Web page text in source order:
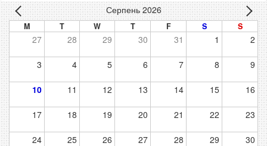
Серпень 2026
M T W T F S S
27 28 29 30 31 1 2
3 4 5 6 7 8 9
10 11 12 13 14 15 16
17 18 19 20 21 22 23
24 25 26 27 28 29 30